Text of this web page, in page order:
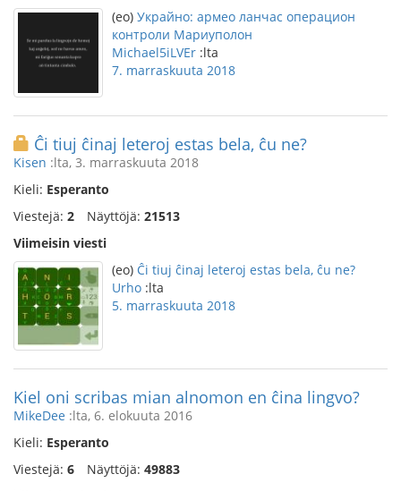
(eo) Украйно: армео ланчас операцион
контроли Мариуполон
Michael5iLVEr :lta
7. marraskuuta 2018
Ĉi tiuj ĉinaj leteroj estas bela, ĉu ne?
Kisen :lta, 3. marraskuuta 2018
Kieli: Esperanto
Viestejä: 2 Näyttöjä: 21513
Viimeisin viesti
(eo) Ĉi tiuj ĉinaj leteroj estas bela, ĉu ne?
Urho :lta
5. marraskuuta 2018
Kiel oni scribas mian alnomon en ĉina lingvo?
MikeDee :lta, 6. elokuuta 2016
Kieli: Esperanto
Viestejä: 6 Näyttöjä: 49883